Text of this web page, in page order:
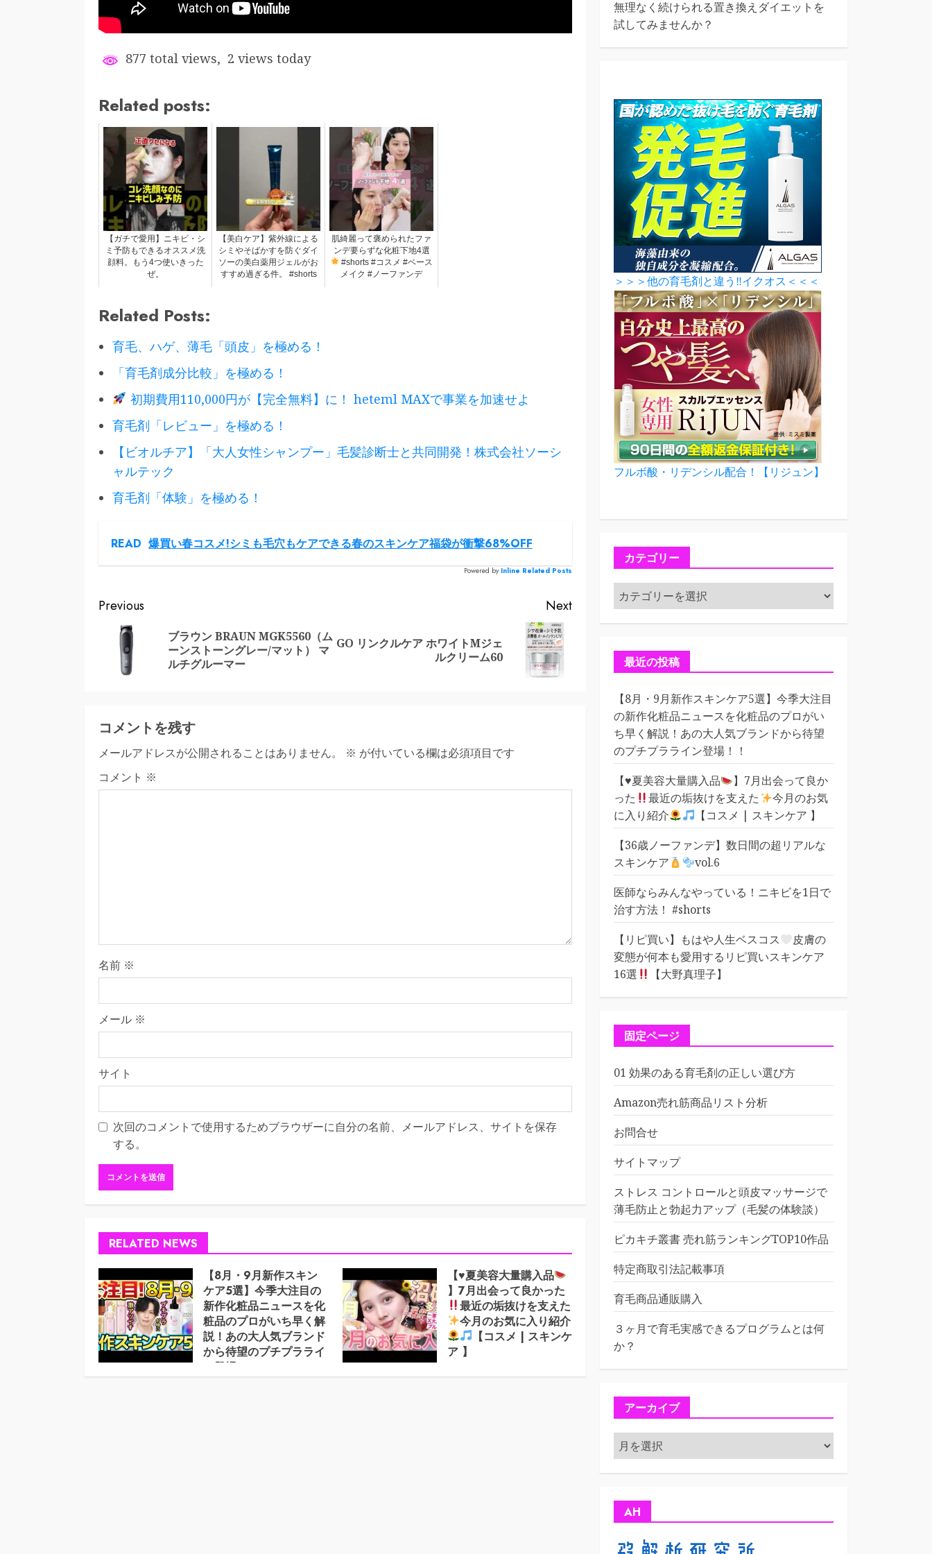
877 total views, 2 views today
Related posts:
【ガチで愛用】ニキビ・シ
ミ予防もできるオススメ洗
顔料。もう4つ使いきった
ぜ。
【美白ケア】紫外線による
シミやそばかすを防ぐダイ
ソーの美白薬用ジェルがお
すすめ過ぎる件。 #shorts
肌綺麗って褒められたファ
ンデ要らずな化粧下地4選
#shorts #コスメ #ベース
メイク #ノーファンデ
Related Posts:
育毛、ハゲ、薄毛「頭皮」を極める！
「育毛剤成分比較」を極める！
初期費用110,000円が【完全無料】に！ heteml MAXで事業を加速せよ
育毛剤「レビュー」を極める！
【ビオルチア】「大人女性シャンプー」毛髪診断士と共同開発！株式会社ソーシ
ャルテック
育毛剤「体験」を極める！
READ 爆買い春コスメ!シミも毛穴もケアできる春のスキンケア福袋が衝撃68%OFF
Powered by Inline Related Posts
Continue
Reading
Previous
Previous
ブラウン BRAUN MGK5560（ム
ーンストーングレー/マット） マ
ルチグルーマー
Next
Next
GO リンクルケア ホワイトMジェ
ルクリーム60
コメントを残す
メールアドレスが公開されることはありません。 ※ が付いている欄は必須項目です
コメント ※
名前 ※
メール ※
サイト
次回のコメントで使用するためブラウザーに自分の名前、メールアドレス、サイトを保存
する。
RELATED NEWS
【8月・9月新作スキン
ケア5選】今季大注目の
新作化粧品ニュースを化
粧品のプロがいち早く解
説！あの大人気ブランド
から待望のプチプラライ
ン登場！！
【♥️夏美容大量購入品
】7月出会って良かった
最近の垢抜けを支えた
今月のお気に入り紹介
【コスメ | スキンケ
ア 】
無理なく続けられる置き換えダイエットを
試してみませんか？
＞＞＞他の育毛剤と違う‼イクオス＜＜＜
フルボ酸・リデンシル配合！【リジュン】
カテゴリー
カ
テ
ゴ
ー最近の投稿
【8月・9月新作スキンケア5選】今季大注目
の新作化粧品ニュースを化粧品のプロがい
ち早く解説！あの大人気ブランドから待望
のプチプラライン登場！！
【♥️夏美容大量購入品
】7月出会って良か
った
最近の垢抜けを支えた
今月のお気
に入り紹介
【コスメ | スキンケア 】
【36歳ノーファンデ】数日間の超リアルな
スキンケア
vol.6
医師ならみんなやっている！ニキビを1日で
治す方法！ #shorts
【リピ買い】もはや人生ベスコス
皮膚の
変態が何本も愛用するリピ買いスキンケア
16選
【大野真理子】
固定ページ
01 効果のある育毛剤の正しい選び方
Amazon売れ筋商品リスト分析
お問合せ
サイトマップ
ストレス コントロールと頭皮マッサージで
薄毛防止と勃起力アップ（毛髪の体験談）
ピカキチ叢書 売れ筋ランキングTOP10作品
特定商取引法記載事項
育毛商品通販購入
３ヶ月で育毛実感できるプログラムとは何
か？
アーカイブ
ア
ー
カ
AH